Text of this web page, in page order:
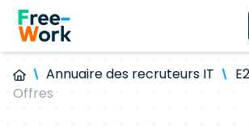
Annuaire des recruteurs IT
Offres